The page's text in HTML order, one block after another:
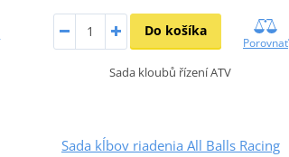
Do košíka
Porovnať
Sada kloubů řízení ATV
Sada kĺbov riadenia All Balls Racing